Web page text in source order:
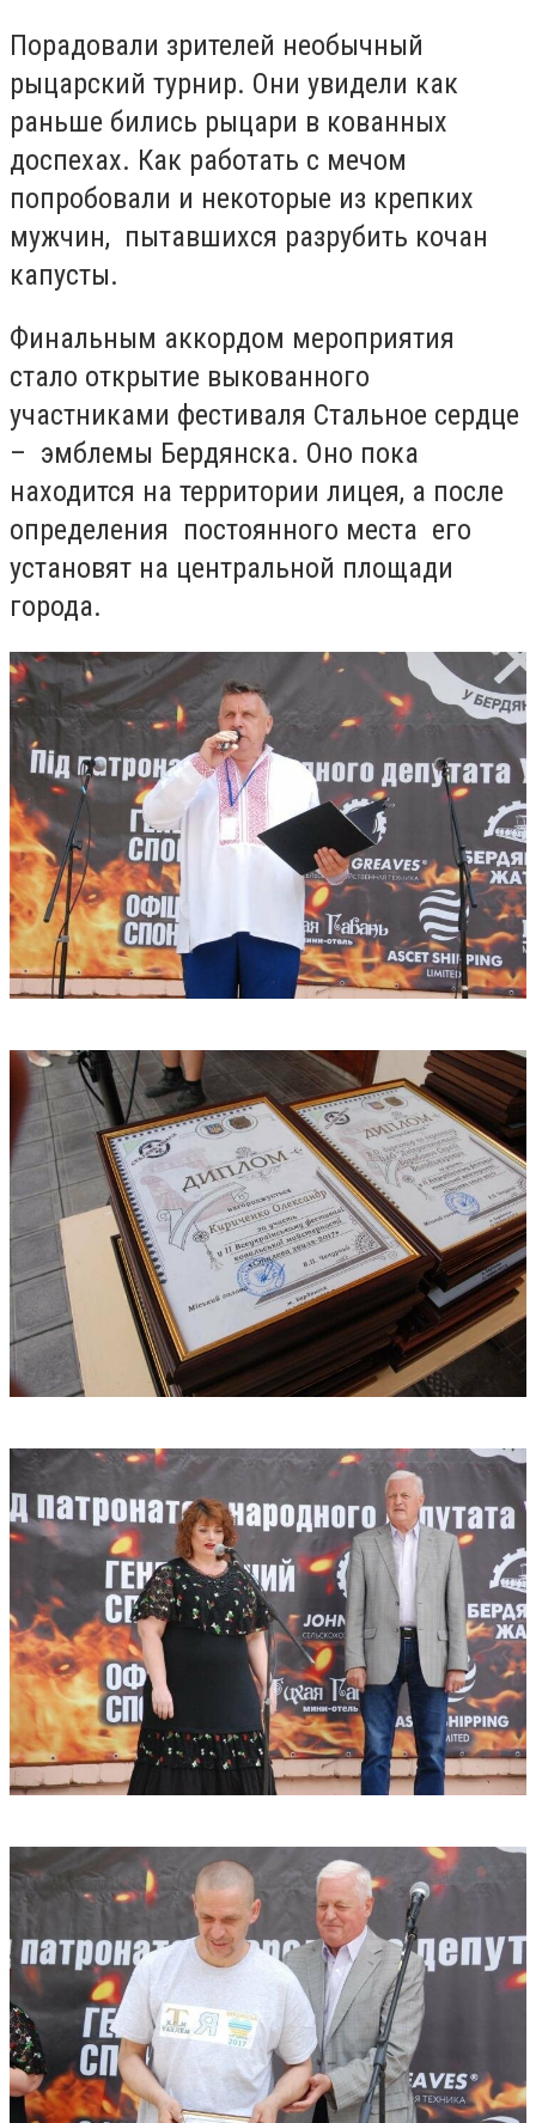
Порадовали зрителей необычный
рыцарский турнир. Они увидели как
раньше бились рыцари в кованных
доспехах. Как работать с мечом
попробовали и некоторые из крепких
мужчин, пытавшихся разрубить кочан
капусты.
Финальным аккордом мероприятия
стало открытие выкованного
участниками фестиваля Стальное сердце
– эмблемы Бердянска. Оно пока
находится на территории лицея, а после
определения постоянного места его
установят на центральной площади
города.